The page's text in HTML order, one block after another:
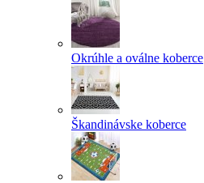
Okrúhle a oválne koberce
Škandinávske koberce